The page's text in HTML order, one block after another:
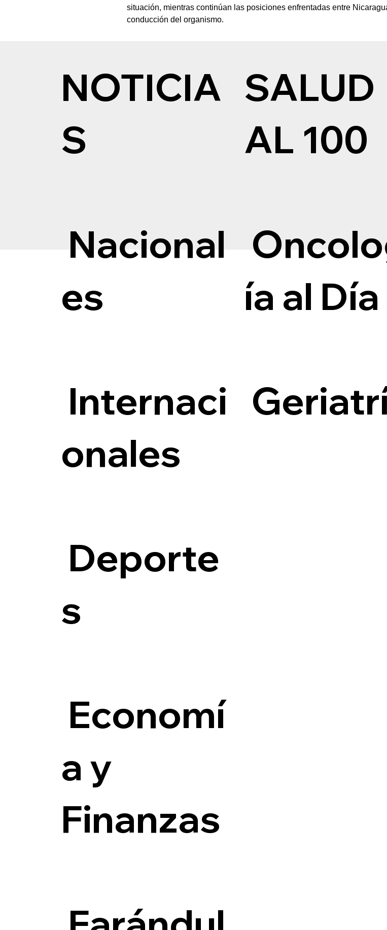
situación, mientras continúan las posiciones enfrentadas entre
conducción del organismo.
NOTICIA
S
Nacional
es
Internaci
onales
Deporte
s
Economí
a y
Finanzas
SALUD
AL 100
ía al Día